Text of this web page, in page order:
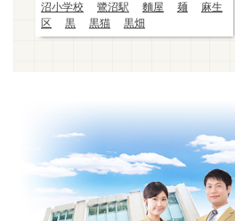
沼小学校
鷺沼駅 麵屋 麺
麻生
区
黒 黒猫 黒畑